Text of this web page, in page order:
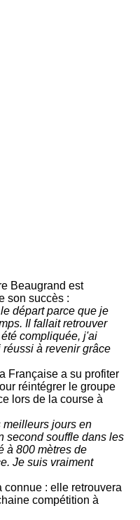
Beaugrand est
son succès :
départ parce que je
Il fallait retrouver
compliquée, j'ai
à revenir grâce
Française a su profiter
réintégrer le groupe
lors de la course à
meilleurs jours en
second souffle dans les
à 800 mètres de
Je suis vraiment
: elle retrouvera
compétition à